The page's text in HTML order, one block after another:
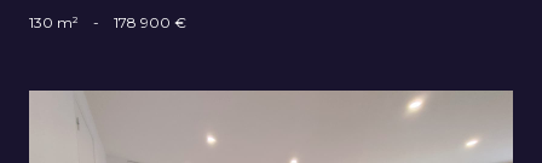
130 m² - 178 900 €